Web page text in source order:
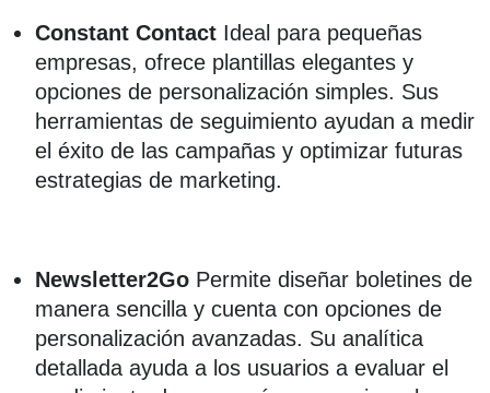
Constant Contact Ideal para pequeñas
empresas, ofrece plantillas elegantes y
opciones de personalización simples. Sus
herramientas de seguimiento ayudan a medir
el éxito de las campañas y optimizar futuras
estrategias de marketing.
Newsletter2Go Permite diseñar boletines de
manera sencilla y cuenta con opciones de
personalización avanzadas. Su analítica
detallada ayuda a los usuarios a evaluar el